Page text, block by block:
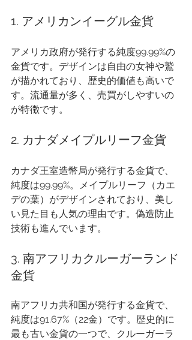
1. アメリカンイーグル金貨
アメリカ政府が発行する純度99.99%の
金貨です。デザインは自由の女神や鷲
が描かれており、歴史的価値も高いで
す。流通量が多く、売買がしやすいの
が特徴です。
2. カナダメイプルリーフ金貨
カナダ王室造幣局が発行する金貨で、
純度は99.99%。メイプルリーフ（カエ
デの葉）がデザインされており、美し
い見た目も人気の理由です。偽造防止
技術も進んでいます。
3. 南アフリカクルーガーランド
金貨
南アフリカ共和国が発行する金貨で、
純度は91.67%（22金）です。歴史的に
最も古い金貨の一つで、クルーガーラ